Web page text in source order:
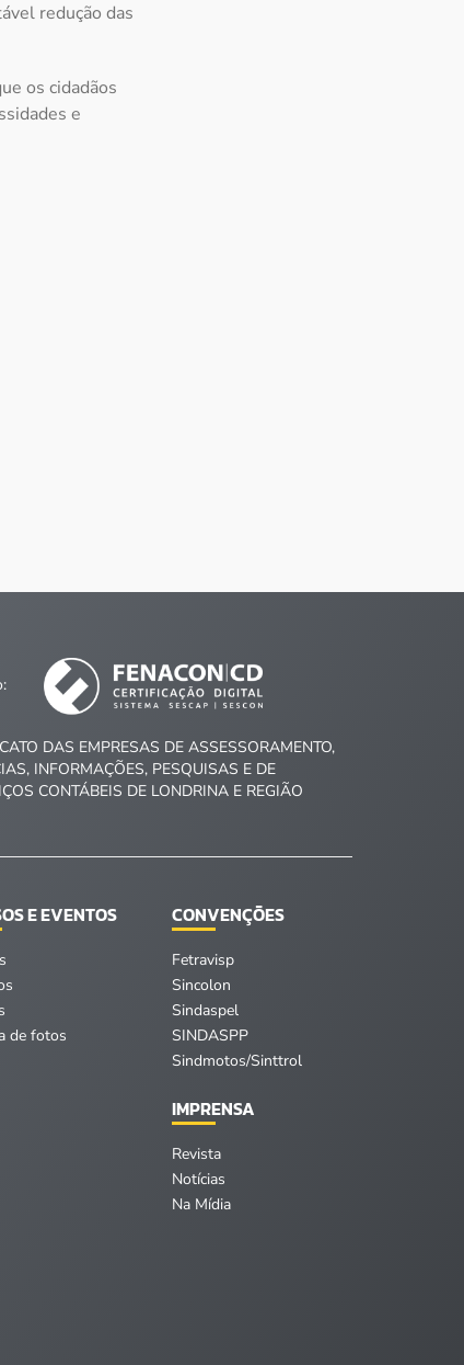
redução das
os cidadãos
e
DAS EMPRESAS DE ASSESSORAMENTO,
INFORMAÇÕES, PESQUISAS E DE
CONTÁBEIS DE LONDRINA E REGIÃO
E EVENTOS
de fotos
CONVENÇÕES
Fetravisp
Sincolon
Sindaspel
SINDASPP
Sindmotos/Sinttrol
IMPRENSA
Revista
Notícias
Na Mídia